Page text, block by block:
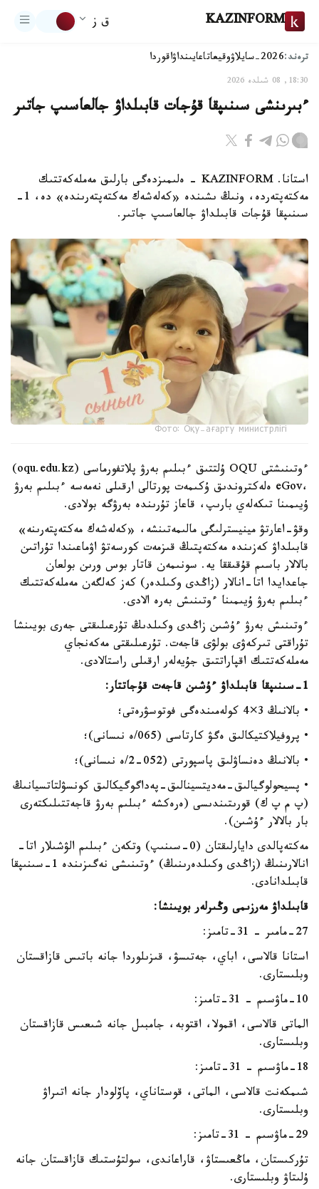
KAZINFORM ق ز
ترەند:2026-سايلاۋ وقيعاتاعايىنداۋاقوردا
18:30, 08 شىلدە 2026
ءبىرىنشى سىنىپقا قۇجات قابىلداۋ جالعاسىپ جاتىر
استانا. KAZINFORM - ەلىمىزدەگى بارلىق مەملەكەتتىك
مەكتەپتەردە، ونىڭ ىشىندە «كەلەشەك مەكتەپتەرىندە» دە، 1-
سىنىپقا قۇجات قابىلداۋ جالعاسىپ جاتىر.
Фото: Оқу-ағарту министрлігі
ءوتىنىشتى OQU ۇلتتىق ءبىلىم بەرۋ پلاتفورماسى (oqu.edu.kz)
،eGov ەلەكتروندىق ۇكىمەت پورتالى ارقىلى نەمەسە ءبىلىم بەرۋ
ۇيىمىنا تىكەلەي بارىپ، قاعاز تۇرىندە بەرۋگە بولادى.
وقۋ-اعارتۋ مينيسترلىگى مالىمەتىنشە، «كەلەشەك مەكتەپتەرىنە»
قابىلداۋ كەزىندە مەكتەپتىڭ قىزمەت كورسەتۋ اۋماعىندا تۇراتىن
بالالار باسىم قۇقىققا يە. سونىمەن قاتار بوس ورىن بولعان
جاعدايدا اتا-انالار (زاڭدى وكىلدەر) كەز كەلگەن مەملەكەتتىك
ءبىلىم بەرۋ ۇيىمىنا ءوتىنىش بەرە الادى.
ءوتىنىش بەرۋ ءۇشىن زاڭدى وكىلدىڭ تۇرعىلىقتى جەرى بويىنشا
تۇراقتى تىركەۋى بولۋى قاجەت. تۇرعىلىقتى مەكەنجاي
مەملەكەتتىك اقپاراتتىق جۇيەلەر ارقىلى راستالادى.
1-سىنىپقا قابىلداۋ ءۇشىن قاجەت قۇجاتتار:
• بالانىڭ 3×4 كولەمىندەگى فوتوسۋرەتى؛
• پروفيلاكتيكالىق ەگۋ كارتاسى (065/ە نىسانى)؛
• بالانىڭ دەنساۋلىق پاسپورتى (052-2/ە نىسانى)؛
• پسيحولوگيالىق-مەديتسينالىق-پەداگوگيكالىق كونسۋلتاتسيانىڭ
(پ م پ ك) قورىتىندىسى (ەرەكشە ءبىلىم بەرۋ قاجەتتىلىكتەرى
بار بالالار ءۇشىن).
مەكتەپالدى دايارلىقتان (0-سىنىپ) وتكەن ءبىلىم الۋشىلار اتا-
انالارىنىڭ (زاڭدى وكىلدەرىنىڭ) ءوتىنىشى نەگىزىندە 1-سىنىپقا
قابىلدانادى.
قابىلداۋ مەرزىمى وڭىرلەر بويىنشا:
27-مامىر – 31-تامىز:
استانا قالاسى، اباي، جەتىسۋ، قىزىلوردا جانە باتىس قازاقستان
وبلىستارى.
10-ماۋسىم – 31-تامىز:
الماتى قالاسى، اقمولا، اقتوبە، جامبىل جانە شىعىس قازاقستان
وبلىستارى.
18-ماۋسىم – 31-تامىز:
شىمكەنت قالاسى، الماتى، قوستاناي، پاۆلودار جانە اتىراۋ
وبلىستارى.
29-ماۋسىم – 31-تامىز:
تۇركىستان، ماڭعىستاۋ، قاراعاندى، سولتۇستىك قازاقستان جانە
ۇلىتاۋ وبلىستارى.